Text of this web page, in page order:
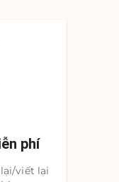
phí
viết lại